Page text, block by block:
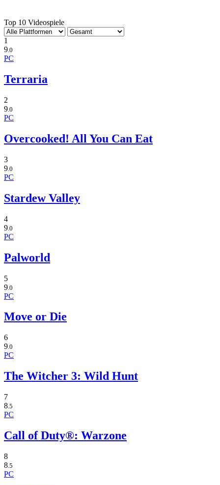
Top 10 Videospiele
1
9.0
PC
Terraria
2
9.0
PC
Overcooked! All You Can Eat
3
9 .0
PC
Stardew Valley
4
9 .0
PC
Palworld
5
9 .0
PC
Move or Die
6
9.0
PC
The Witcher 3: Wild Hunt
7
8.5
PC
Call of Duty®: Warzone
8
8.5
PC